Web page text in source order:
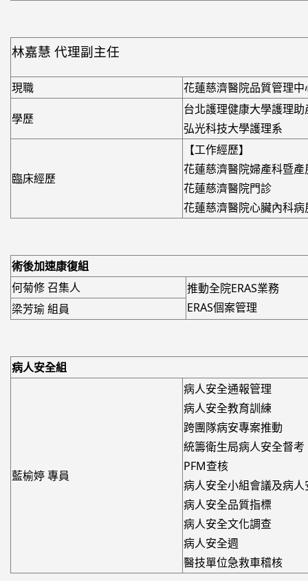
林嘉慧 代理副主任
現職 花蓮慈濟醫院品質管理
學歷
台北護理健康大學護理
弘光科技大學護理系
臨床經歷
【工作經歷】
花蓮慈濟醫院婦產科暨產
花蓮慈濟醫院門診
花蓮慈濟醫院心臟內科病
術後加速康復組
何菊修 召集人
推動全院ERAS業務
ERAS個案管理
梁芳瑜 組員
病人安全組
藍榆婷 專員
病人安全通報管理
病人安全教育訓練
跨團隊病安專案推動
統籌衛生局病人安全督考
PFM查核
病人安全小組會議及病
病人安全品質指標
病人安全文化調查
病人安全週
醫技單位急救車稽核